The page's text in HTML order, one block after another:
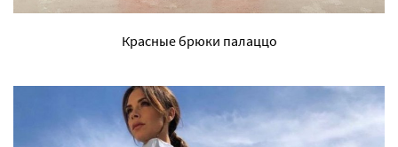
Красные брюки палаццо